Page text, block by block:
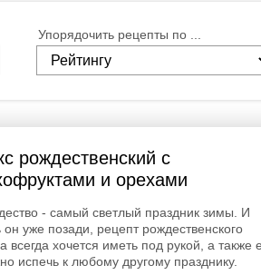
Упорядочить рецепты по ...
рождественский с
и орехами
- самый светлый праздник зимы. И
он уже позади, рецепт рождественского
всегда хочется иметь под рукой, а также
испечь к любому другому празднику.